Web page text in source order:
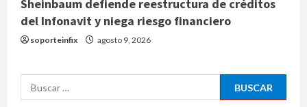
Sheinbaum defiende reestructura de créditos
del Infonavit y niega riesgo financiero
soporteinfix agosto 9, 2026
Buscar:
Internacional
Colombia respalda soberanía de
Marruecos sobre el Sáhara y busca
Deportes Internacional Portada